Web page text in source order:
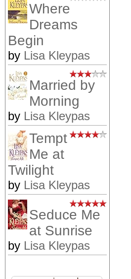
Where
Dreams
Begin
by Lisa Kleypas
Married by
Morning
by Lisa Kleypas
Tempt
Me at
Twilight
by Lisa Kleypas
Seduce Me
at Sunrise
by Lisa Kleypas